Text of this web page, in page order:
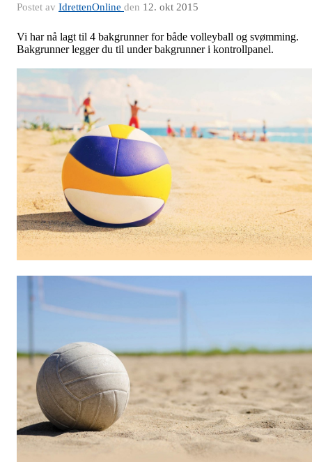
Postet av IdrettenOnline den 12. okt 2015
Vi har nå lagt til 4 bakgrunner for både volleyball og svømming.
Bakgrunner legger du til under bakgrunner i kontrollpanel.